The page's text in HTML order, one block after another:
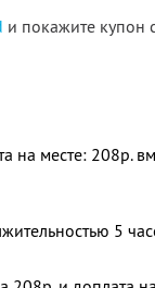
и покажите купон
на месте: 208р.
5